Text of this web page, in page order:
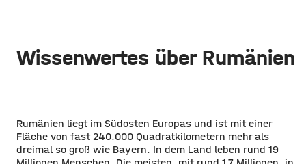
Wissenwertes über Rumänien
Rumänien liegt im Südosten Europas und ist mit einer
Fläche von fast 240.000 Quadratkilometern mehr als
dreimal so groß wie Bayern. In dem Land leben rund 19